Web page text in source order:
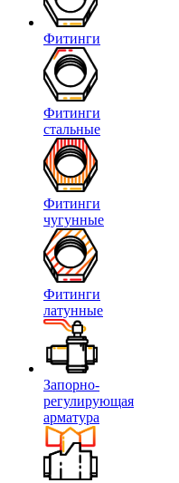
Фитинги
Фитинги
стальные
Фитинги
чугунные
Фитинги
латунные
Запорно-
регулирующая
арматура